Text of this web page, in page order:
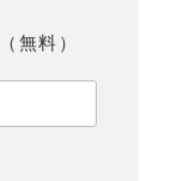
無料）